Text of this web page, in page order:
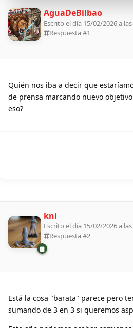
AguaDeBilbao
Escrito el día 15/02/2026 a
Respuesta #1
Quién nos iba a decir que
de prensa marcando nuevo
eso?
kni
Escrito el día 15/02/2026 a las
Respuesta #2
Está la cosa "barata" parece pero
sumando de 3 en 3 si queremos